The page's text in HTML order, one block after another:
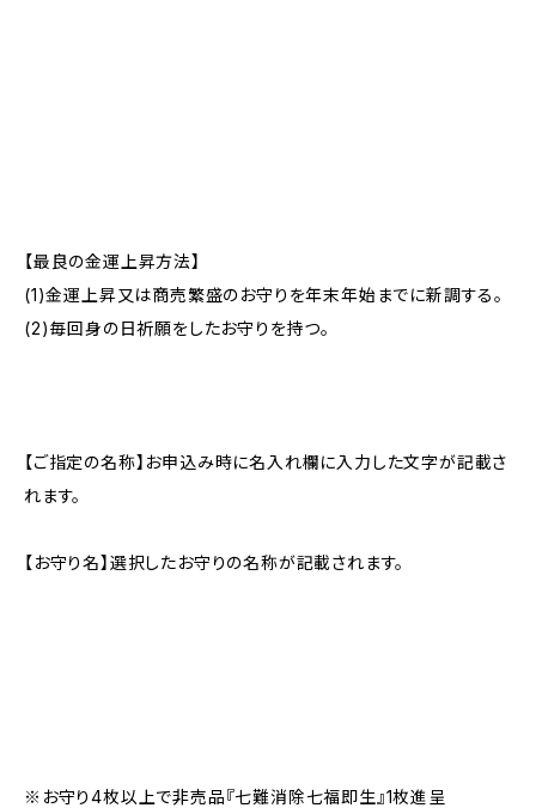
【最良の金運上昇方法】
(1)金運上昇又は商売繁盛のお守りを年末年始までに新調する。
(2)毎回身の日祈願をしたお守りを持つ。
【ご指定の名称】お申込み時に名入れ欄に入力した文字が記載さ
れます。
【お守り名】選択したお守りの名称が記載されます。
※お守り4枚以上で非売品『七難消除七福即生』1枚進呈